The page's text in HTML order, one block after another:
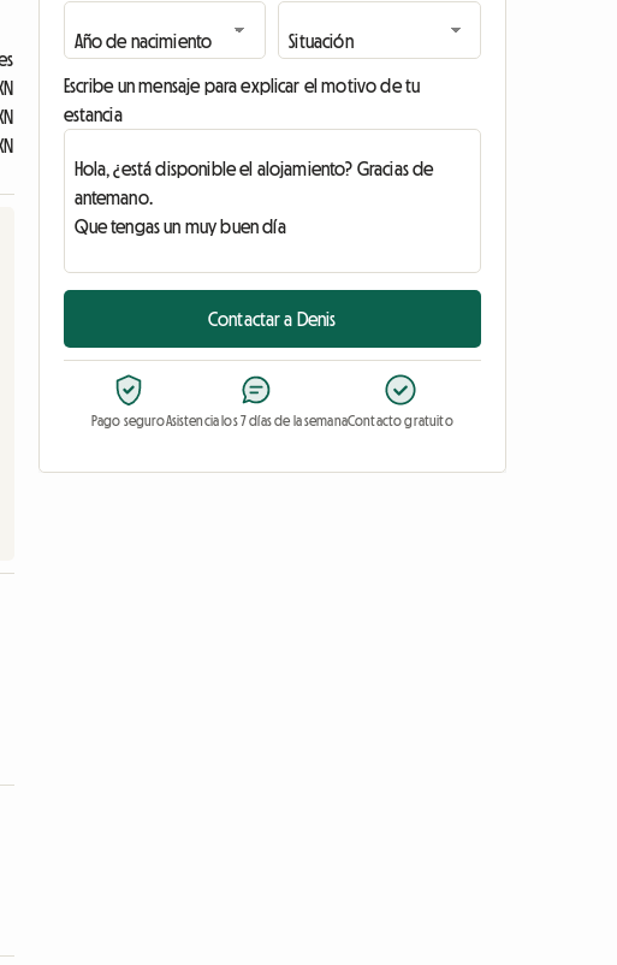
Escribe un mensaje para explicar el motivo de tu
estancia
Contactar a Denis
Pago seguroAsistencia los 7 días de la semanaContacto gratuito